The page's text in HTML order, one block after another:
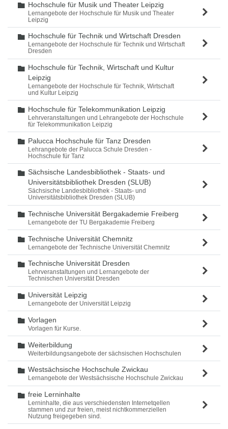
Ordner
Hochschule für Musik und Theater Leipzig
Lernangebote der Hochschule für Musik und Theater
Leipzig
Ordner
Hochschule für Technik und Wirtschaft Dresden
Lernangebote der Hochschule für Technik und Wirtschaft
Dresden
Ordner
Hochschule für Technik, Wirtschaft und Kultur
Leipzig
Lernangebote der Hochschule für Technik, Wirtschaft
und Kultur Leipzig
Ordner
Hochschule für Telekommunikation Leipzig
Lehrveranstaltungen und Lehrangebote der Hochschule
für Telekommunikation Leipzig
Ordner
Palucca Hochschule für Tanz Dresden
Lehrangebote der Palucca Schule Dresden -
Hochschule für Tanz
Ordner
Sächsische Landesbibliothek - Staats- und
Universitätsbibliothek Dresden (SLUB)
Sächsische Landesbibliothek - Staats- und
Universitätsbibliothek Dresden (SLUB)
Ordner
Technische Universität Bergakademie Freiberg
Lernangebote der TU Bergakademie Freiberg
Ordner
Technische Universität Chemnitz
Lernangebote der Technische Universität Chemnitz
Ordner
Technische Universität Dresden
Lehrveranstaltungen und Lernangebote der
Technischen Universität Dresden
Ordner
Universität Leipzig
Lernangebote der Universität Leipzig
Ordner
Vorlagen
Vorlagen für Kurse.
Ordner
Weiterbildung
Weiterbildungsangebote der sächsischen Hochschulen
Ordner
Westsächsische Hochschule Zwickau
Lernangebote der Westsächsische Hochschule Zwickau
Ordner
freie Lerninhalte
Lerninhalte, die aus verschiedensten Internetqellen
stammen und zur freien, meist nichtkommerziellen
Nutzung freigegeben sind.